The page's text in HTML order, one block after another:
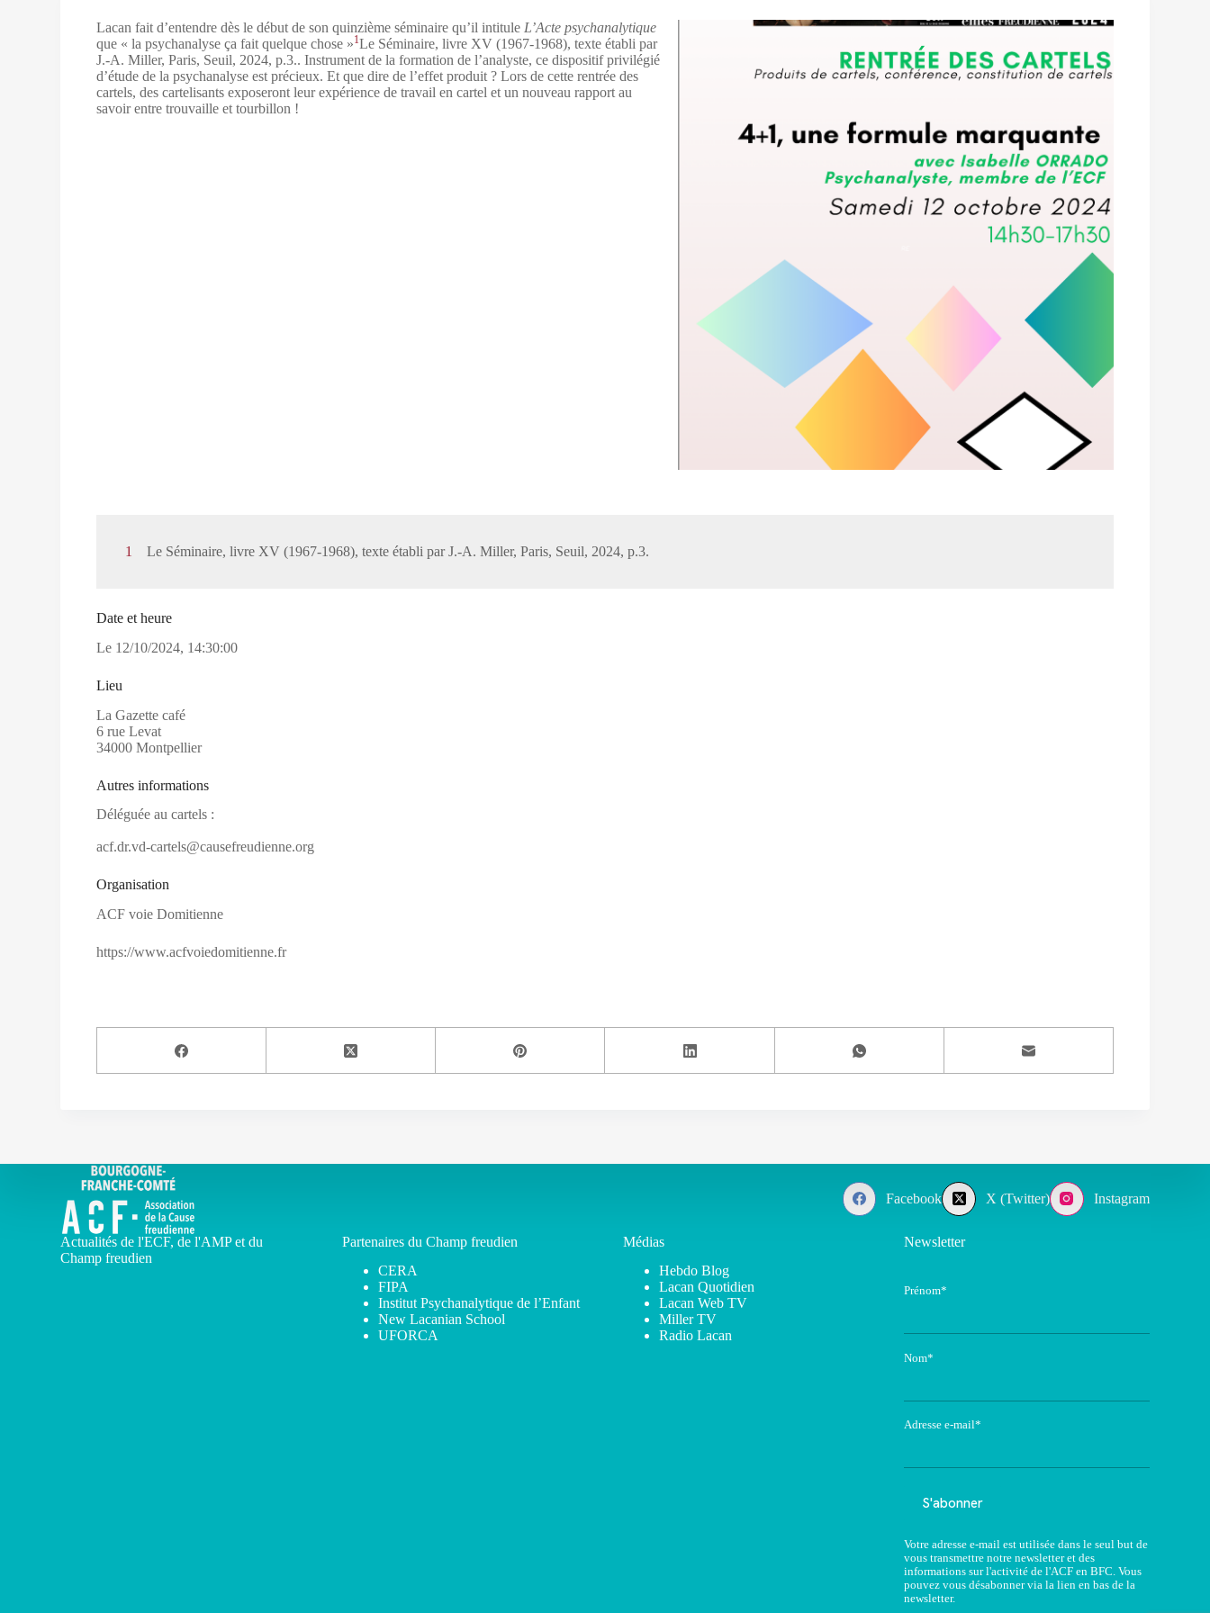
Lacan fait d’entendre dès le début de son quinzième séminaire qu’il intitule L’Acte psychanalytique
que « la psychanalyse ça fait quelque chose »1Le Séminaire, livre XV (1967-1968), texte établi par
J.-A. Miller, Paris, Seuil, 2024, p.3.. Instrument de la formation de l’analyste, ce dispositif privilégié
d’étude de la psychanalyse est précieux. Et que dire de l’effet produit ? Lors de cette rentrée des
cartels, des cartelisants exposeront leur expérience de travail en cartel et un nouveau rapport au
savoir entre trouvaille et tourbillon !
1 Le Séminaire, livre XV (1967-1968), texte établi par J.-A. Miller, Paris, Seuil, 2024, p.3.
Date et heure
Le 12/10/2024, 14:30:00
Lieu
La Gazette café
6 rue Levat
34000 Montpellier
Autres informations
Déléguée au cartels :
acf.dr.vd-cartels@causefreudienne.org
Organisation
ACF voie Domitienne
https://www.acfvoiedomitienne.fr
Facebook X (Twitter) Instagram
Actualités de l'ECF, de l'AMP et du
Champ freudien
Partenaires du Champ freudien
CERA
FIPA
Institut Psychanalytique de l’Enfant
New Lacanian School
UFORCA
Médias
Hebdo Blog
Lacan Quotidien
Lacan Web TV
Miller TV
Radio Lacan
Newsletter
Prénom*
Nom*
Adresse e-mail*
Votre adresse e-mail est utilisée dans le seul but de
vous transmettre notre newsletter et des
informations sur l'activité de l'ACF en BFC. Vous
pouvez vous désabonner via la lien en bas de la
newsletter.